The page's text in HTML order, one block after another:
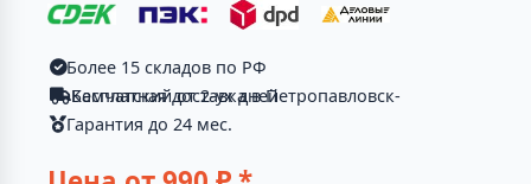
Более 15 складов по РФ
Бесплатная доставка в Петропавловск-Камчатский от 2-ух дней
Гарантия до 24 мес.